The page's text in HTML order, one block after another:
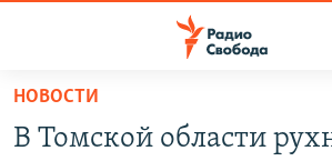
упрощенного
доступа
НОВОСТИ
В Томской области